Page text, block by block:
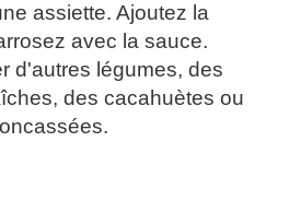
assiette. Ajoutez la
avec la sauce.
d'autres légumes, des
des cacahuètes ou